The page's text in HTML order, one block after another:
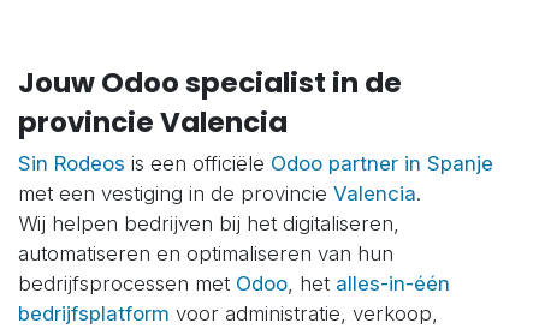
Jouw Odoo specialist in de
provincie Valencia​
Sin Rodeos is een officiële Odoo partner in Spanje
met een vestiging in de provincie Valencia.
Wij helpen bedrijven bij het digitaliseren,
automatiseren en optimaliseren van hun
bedrijfsprocessen met Odoo, het alles-in-één
bedrijfsplatform voor administratie, verkoop,